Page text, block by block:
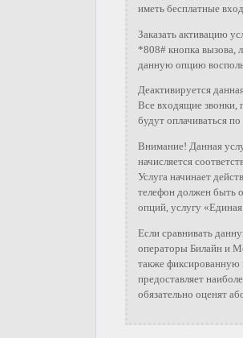
иметь бесплатные
Заказать активацию
*808# кнопка вызова,
данную опцию
Деактивируется
Все входящие звонки,
будут оплачиваться
Внимание! Данная
начисляется
Услуга начинает
телефон должен быть
опций, услугу
Если сравнивать
операторы Билайн и
также
предоставляет
обязательно оценят